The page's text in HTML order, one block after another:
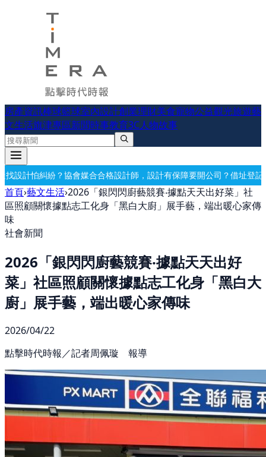
房產資訊棒球籃球室內設計創業理財美食寵物公益觀光旅遊藝
文生活旗津專區新聞時事教育3C人物故事
設計師，設計有保障要開公司？借址登記・公司設立・工商登記一次
首頁›藝文生活›2026「銀閃閃廚藝競賽‧據點天天出好菜」社
區照顧關懷據點志工化身「黑白大廚」展手藝，端出暖心家傳
味
社會新聞
2026「銀閃閃廚藝競賽‧據點天天出好
菜」社區照顧關懷據點志工化身「黑白大
廚」展手藝，端出暖心家傳味
2026/04/22
點擊時代時報／記者周佩璇 報導